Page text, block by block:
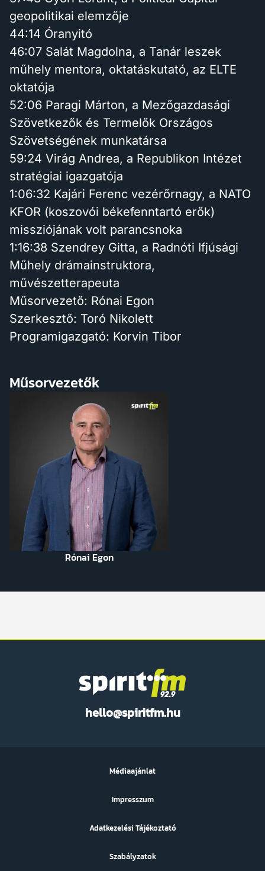
geopolitikai elemzője
44:14 Óranyitó
46:07 Salát Magdolna, a Tanár leszek
műhely mentora, oktatáskutató, az ELTE
oktatója
52:06 Paragi Márton, a Mezőgazdasági
Szövetkezők és Termelők Országos
Szövetségének munkatársa
59:24 Virág Andrea, a Republikon Intézet
stratégiai igazgatója
1:06:32 Kajári Ferenc vezérőrnagy, a NATO
KFOR (koszovói békefenntartó erők)
missziójának volt parancsnoka
1:16:38 Szendrey Gitta, a Radnóti Ifjúsági
Műhely drámainstruktora,
művészetterapeuta
Műsorvezető: Rónai Egon
Szerkesztő: Toró Nikolett
Programigazgató: Korvin Tibor
Műsorvezetők
Rónai Egon
hello@spiritfm.hu
FM
Médiaajánlat
Impresszum
Adatkezelési Tájékoztató
Szabályzatok